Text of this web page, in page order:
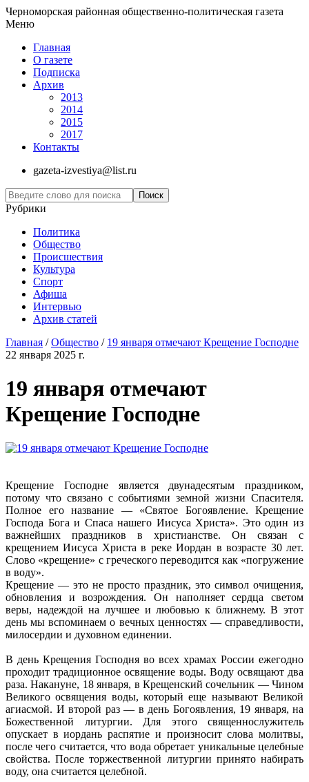
Черноморская районная общественно-политическая газета
Меню
Главная
О газете
Подписка
Архив
2013
2014
2015
2017
Контакты
gazeta-izvestiya@list.ru
Рубрики
Политика
Общество
Проиcшествия
Культура
Спорт
Афиша
Интервью
Архив статей
Главная /Общество / 19 января отмечают Крещение Господне
22 января 2025 г.
19 января отмечают
Крещение Господне
Крещение Господне является двунадесятым праздником,
потому что связано с событиями земной жизни Спасителя.
Полное его название — «Святое Богоявление. Крещение
Господа Бога и Спаса нашего Иисуса Христа». Это один из
важнейших праздников в христианстве. Он связан с
крещением Иисуса Христа в реке Иордан в возрасте 30 лет.
Слово «крещение» с греческого переводится как «погружение
в воду».
Крещение — это не просто праздник, это символ очищения,
обновления и возрождения. Он наполняет сердца светом
веры, надеждой на лучшее и любовью к ближнему. В этот
день мы вспоминаем о вечных ценностях — справедливости,
милосердии и духовном единении.
В день Крещения Господня во всех храмах России ежегодно
проходит традиционное освящение воды. Воду освящают два
раза. Накануне, 18 января, в Крещенский сочельник — Чином
Великого освящения воды, который еще называют Великой
агиасмой. И второй раз — в день Богоявления, 19 января, на
Божественной литургии. Для этого священнослужитель
опускает в иордань распятие и произносит слова молитвы,
после чего считается, что вода обретает уникальные целебные
свойства. После торжественной литургии принято набирать
воду, она считается целебной.